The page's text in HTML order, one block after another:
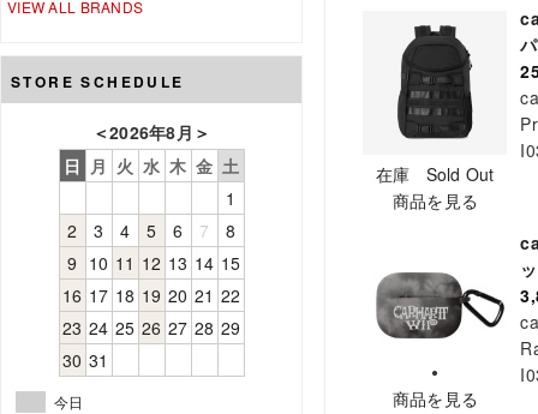
VIEW ALL BRANDS
STORE SCHEDULE
＜2026年8月 ＞
日 月 火 水 木 金 土
1
2
3 4 5 6 7
8
9 10 11 12 13 14 15
16 17 18 19 20 21 22
23 24 25 26 27 28 29
30 31
今日
在庫 Sold Out
商品を見る
商品を見る